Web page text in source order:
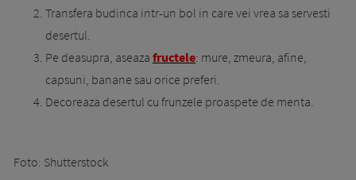
Transfera budinca intr-un bol in care vei vrea sa servesti
desertul.
Pe deasupra, aseaza fructele: mure, zmeura, afine,
capsuni, banane sau orice preferi.
Decoreaza desertul cu frunzele proaspete de menta.
Foto: Shutterstock